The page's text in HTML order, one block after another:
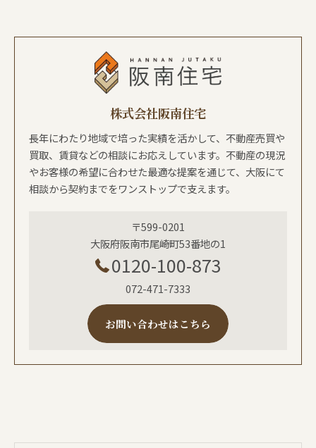
株式会社阪南住宅
長年にわたり地域で培った実績を活かして、不動産売買や
買取、賃貸などの相談にお応えしています。不動産の現況
やお客様の希望に合わせた最適な提案を通じて、大阪にて
相談から契約までをワンストップで支えます。
〒599-0201
大阪府阪南市尾崎町53番地の1
0120-100-873
072-471-7333
お問い合わせはこちら